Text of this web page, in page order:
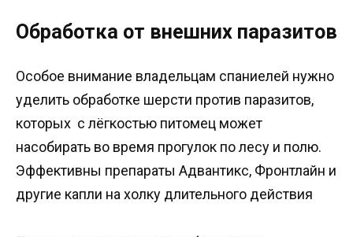
Обработка от внешних паразитов
Особое внимание владельцам спаниелей нужно
уделить обработке шерсти против паразитов,
которых с лёгкостью питомец может
насобирать во время прогулок по лесу и полю.
Эффективны препараты Адвантикс, Фронтлайн и
другие капли на холку длительного действия